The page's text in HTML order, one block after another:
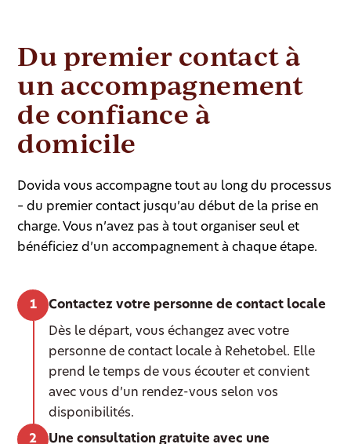
Du premier contact à
un accompagnement
de confiance à
domicile
Dovida vous accompagne tout au long du processus
– du premier contact jusqu’au début de la prise en
charge. Vous n’avez pas à tout organiser seul et
bénéficiez d’un accompagnement à chaque étape.
Contactez votre personne de contact locale
Dès le départ, vous échangez avec votre
personne de contact locale à Rehetobel. Elle
prend le temps de vous écouter et convient
avec vous d’un rendez-vous selon vos
disponibilités.
Une consultation gratuite avec une